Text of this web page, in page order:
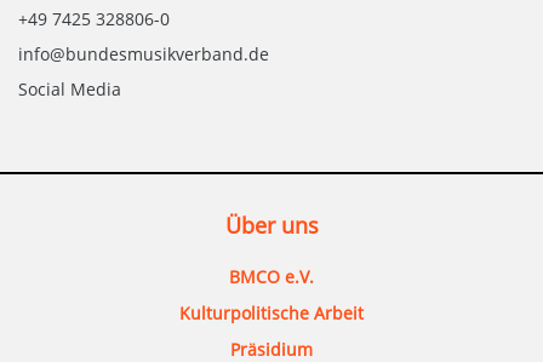
+49 7425 328806-0
info@bundesmusikverband.de
Social Media
Über uns
BMCO e.V.
Kulturpolitische Arbeit
Präsidium